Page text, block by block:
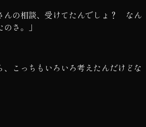
んの相談、受けてたんでしょ？ なん
さ。」
、こっちもいろいろ考えたんだけどな